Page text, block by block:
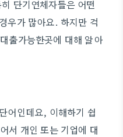
단기연체자들은 어떤
우가 많아요. 하지만 걱
출가능한곳에 대해 알아
어인데요, 이해하기 쉽
서 개인 또는 기업에 대